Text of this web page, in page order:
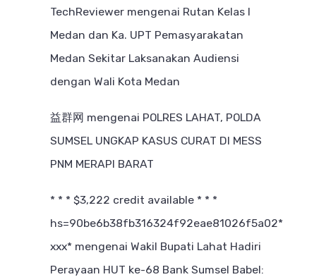
TechReviewer mengenai Rutan Kelas I
Medan dan Ka. UPT Pemasyarakatan
Medan Sekitar Laksanakan Audiensi
dengan Wali Kota Medan
益群网 mengenai POLRES LAHAT, POLDA
SUMSEL UNGKAP KASUS CURAT DI MESS
PNM MERAPI BARAT
* * * $3,222 credit available * * *
hs=90be6b38fb316324f92eae81026f5a02*
ххх* mengenai Wakil Bupati Lahat Hadiri
Perayaan HUT ke-68 Bank Sumsel Babel: